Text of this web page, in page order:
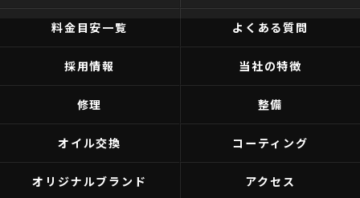
料金目安一覧 よくある質問
採用情報 当社の特徴
修理 整備
オイル交換 コーティング
オリジナルブランド アクセス